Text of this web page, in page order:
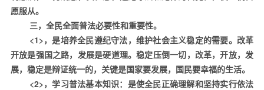
愿服从。
三，全民全面普法必要性和重要性。
<1>，是培养全民遵纪守法，维护社会主义稳定的需要。改革
开放是强国之路，发展是硬道理。稳定压倒一切，改革，开放，发
展，稳定是辩证统一的，关键是国家要发展，国民要幸福的生活。
<2>，学习普法基本知识：是使全民正确理解和坚持实行依法